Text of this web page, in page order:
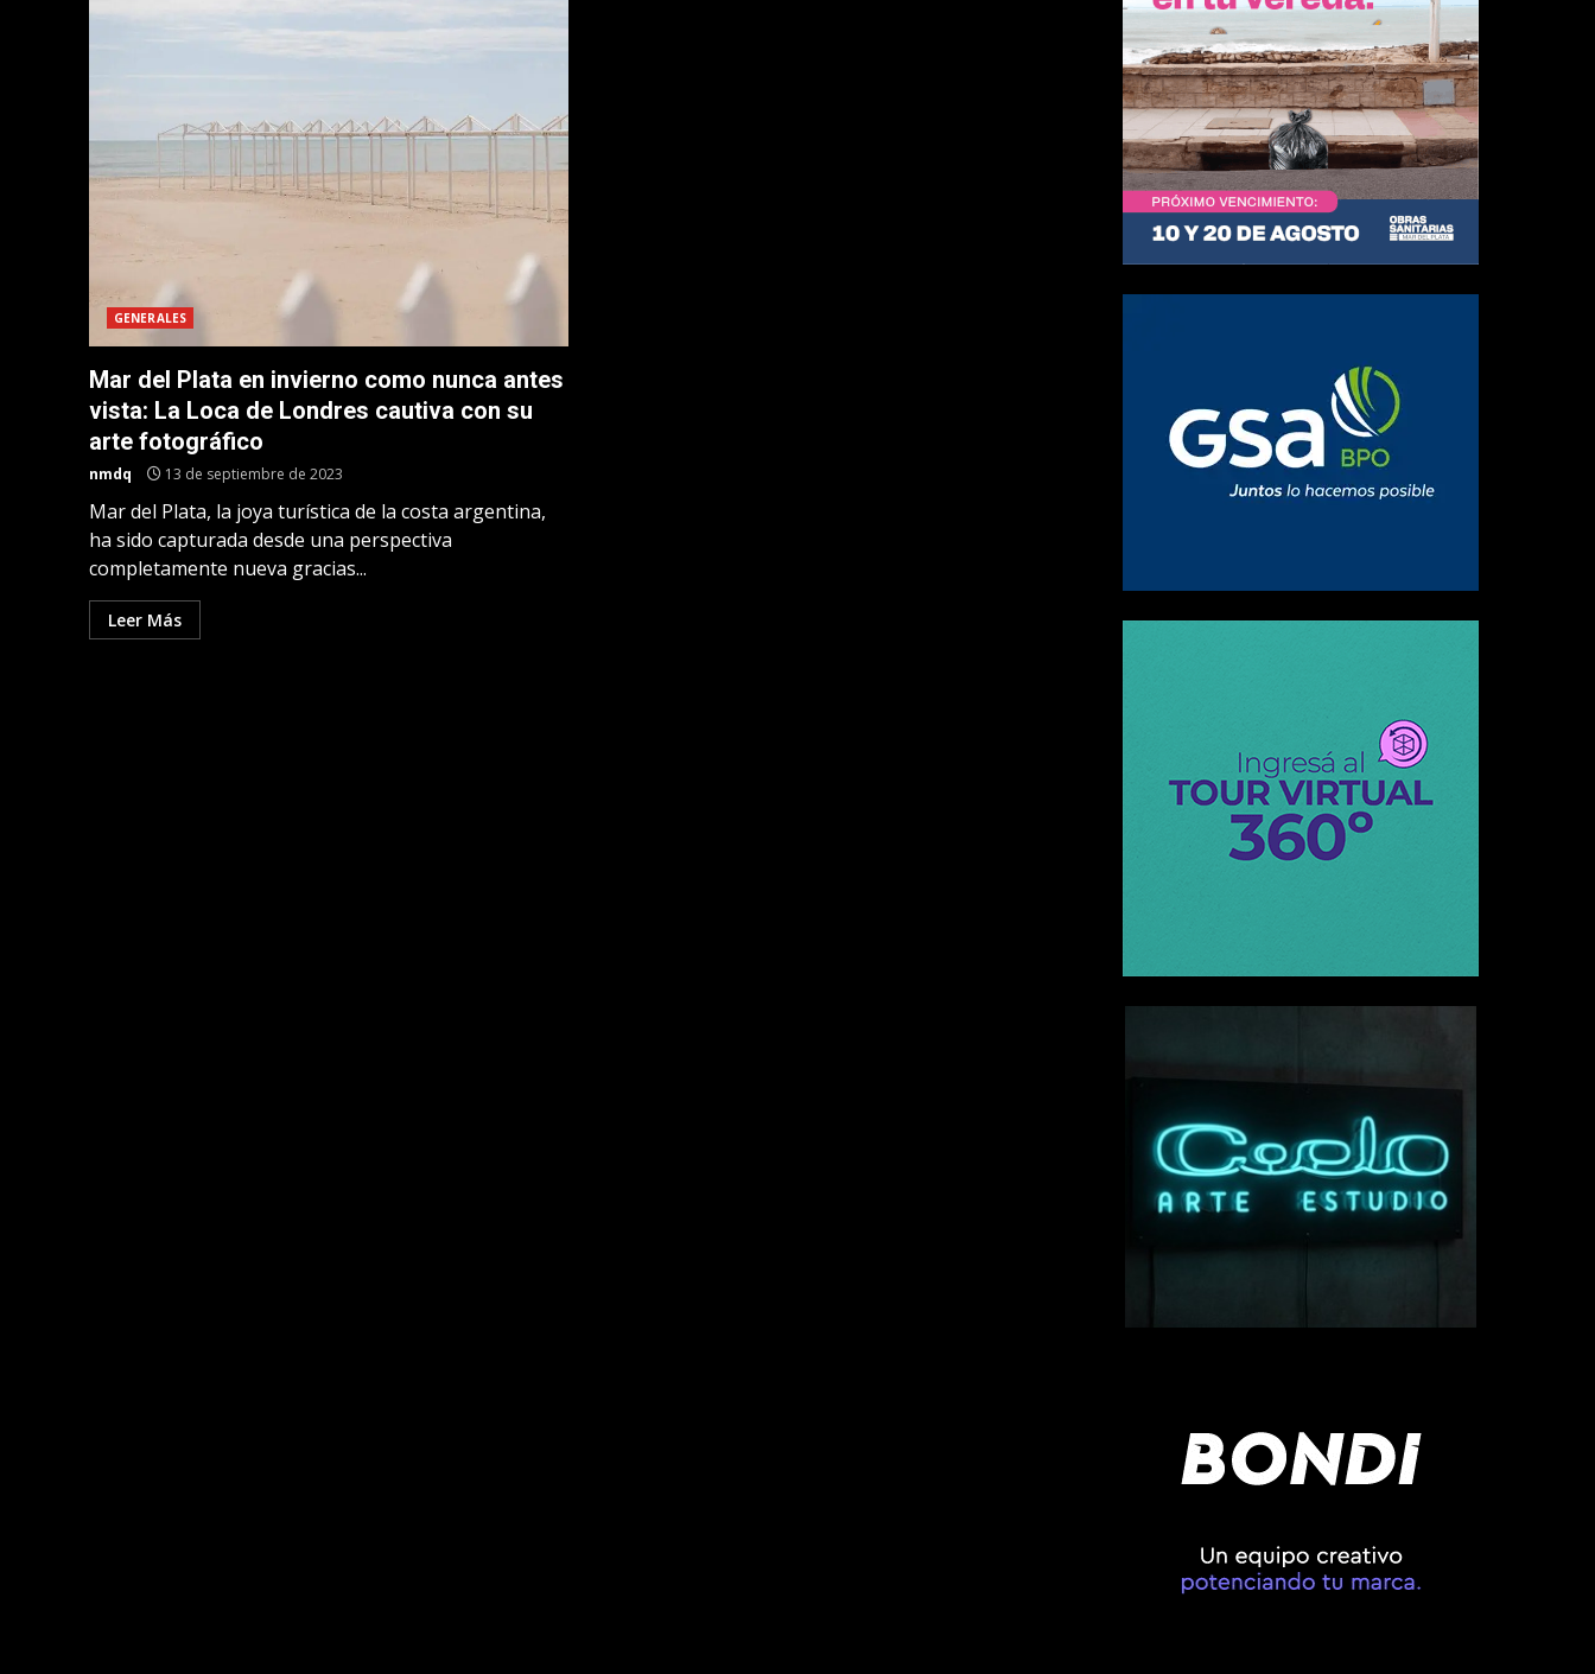
GENERALES
Mar del Plata en invierno como nunca antes
vista: La Loca de Londres cautiva con su
arte fotográfico
nmdq 13 de septiembre de 2023
Mar del Plata, la joya turística de la costa argentina,
ha sido capturada desde una perspectiva
completamente nueva gracias...
Leer Más